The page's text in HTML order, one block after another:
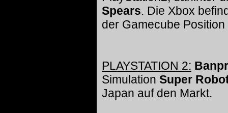
Spears. Die Xbox
der Gamecube
PLAYSTATION 2:
Simulation Super
Japan auf den Markt.